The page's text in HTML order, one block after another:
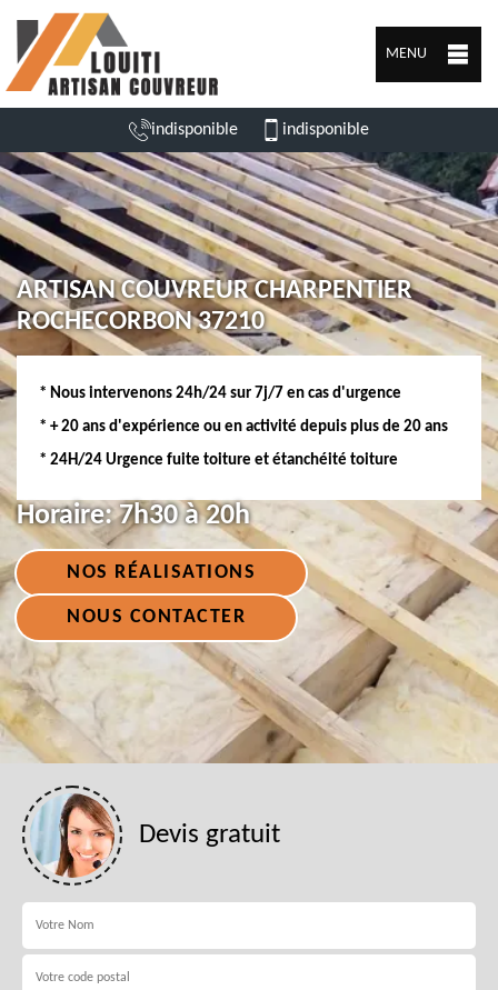
MENU
indisponible indisponible
ARTISAN COUVREUR CHARPENTIER
ROCHECORBON 37210
* Nous intervenons 24h/24 sur 7j/7 en cas d'urgence
* + 20 ans d'expérience ou en activité depuis plus de 20 ans
* 24H/24 Urgence fuite toiture et étanchéité toiture
Horaire:7h30 à 20h
NOS RÉALISATIONS
NOUS CONTACTER
Devis gratuit